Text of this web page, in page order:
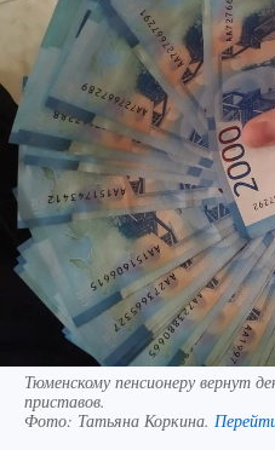
Тюменскому пенсионеру вернут
приставов.
Фото: Татьяна Коркина.